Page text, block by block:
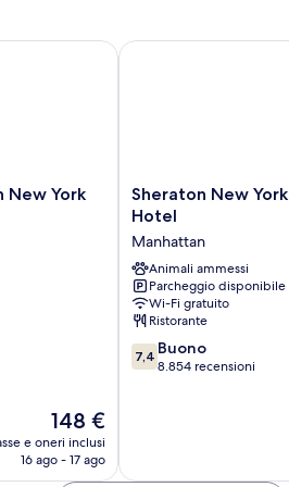
New York
Il
prezzo
attuale
148 €
e oneri inclusi
16 ago - 17 ago
York Times Square South
Sheraton
New
Times
Square
Hotel
Manhattan
Sheraton New
Hotel
Manhattan
Animali ammessi
Parcheggio disponibile
Wi-Fi gratuito
Ristorante
7.4
su
7,4 Buono
8.854 recensioni
Sheraton New York